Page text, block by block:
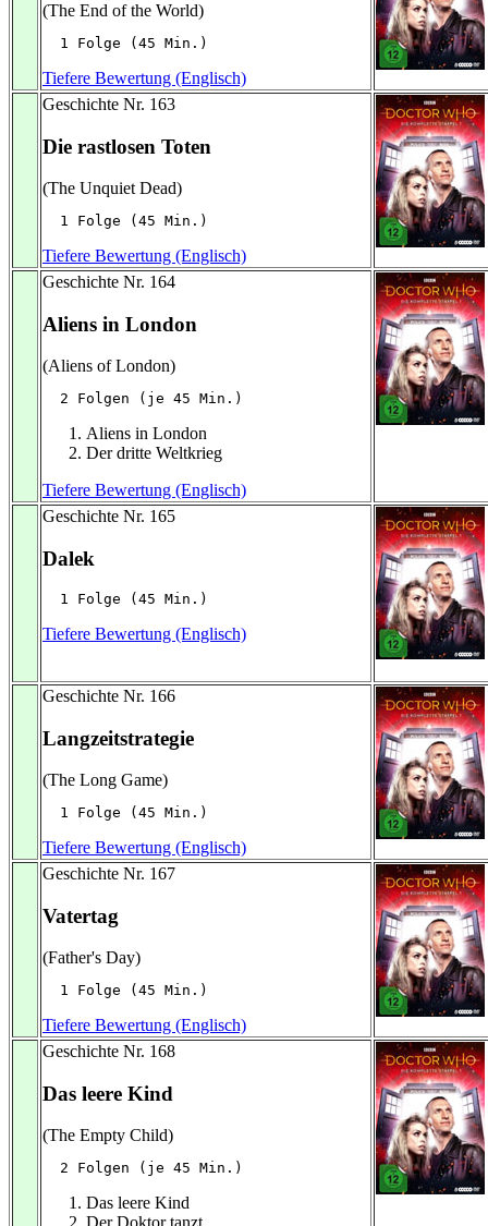
(The End of the World)
  1 Folge (45 Min.)
Tiefere Bewertung (Englisch)
Geschichte Nr. 163
Die rastlosen Toten
(The Unquiet Dead)
  1 Folge (45 Min.)
Tiefere Bewertung (Englisch)
Geschichte Nr. 164
Aliens in London
(Aliens of London)
  2 Folgen (je 45 Min.)
Aliens in London
Der dritte Weltkrieg
Tiefere Bewertung (Englisch)
Geschichte Nr. 165
Dalek
  1 Folge (45 Min.)
Tiefere Bewertung (Englisch)
Geschichte Nr. 166
Langzeitstrategie
(The Long Game)
  1 Folge (45 Min.)
Tiefere Bewertung (Englisch)
Geschichte Nr. 167
Vatertag
(Father's Day)
  1 Folge (45 Min.)
Tiefere Bewertung (Englisch)
Geschichte Nr. 168
Das leere Kind
(The Empty Child)
  2 Folgen (je 45 Min.)
Das leere Kind